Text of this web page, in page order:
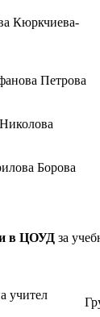
Кюркчиева-
Петрова
Борова
в ЦОУД за
учител